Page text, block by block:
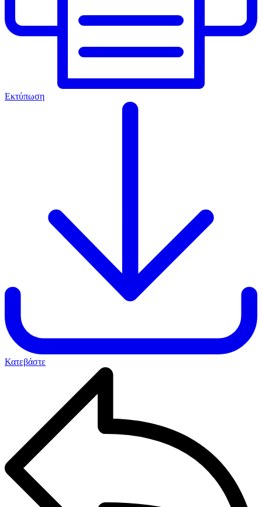
Εκτύπωση
Κατεβάστε